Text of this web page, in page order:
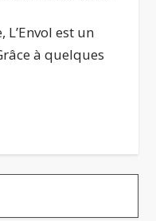
L’Envol est un
à quelques